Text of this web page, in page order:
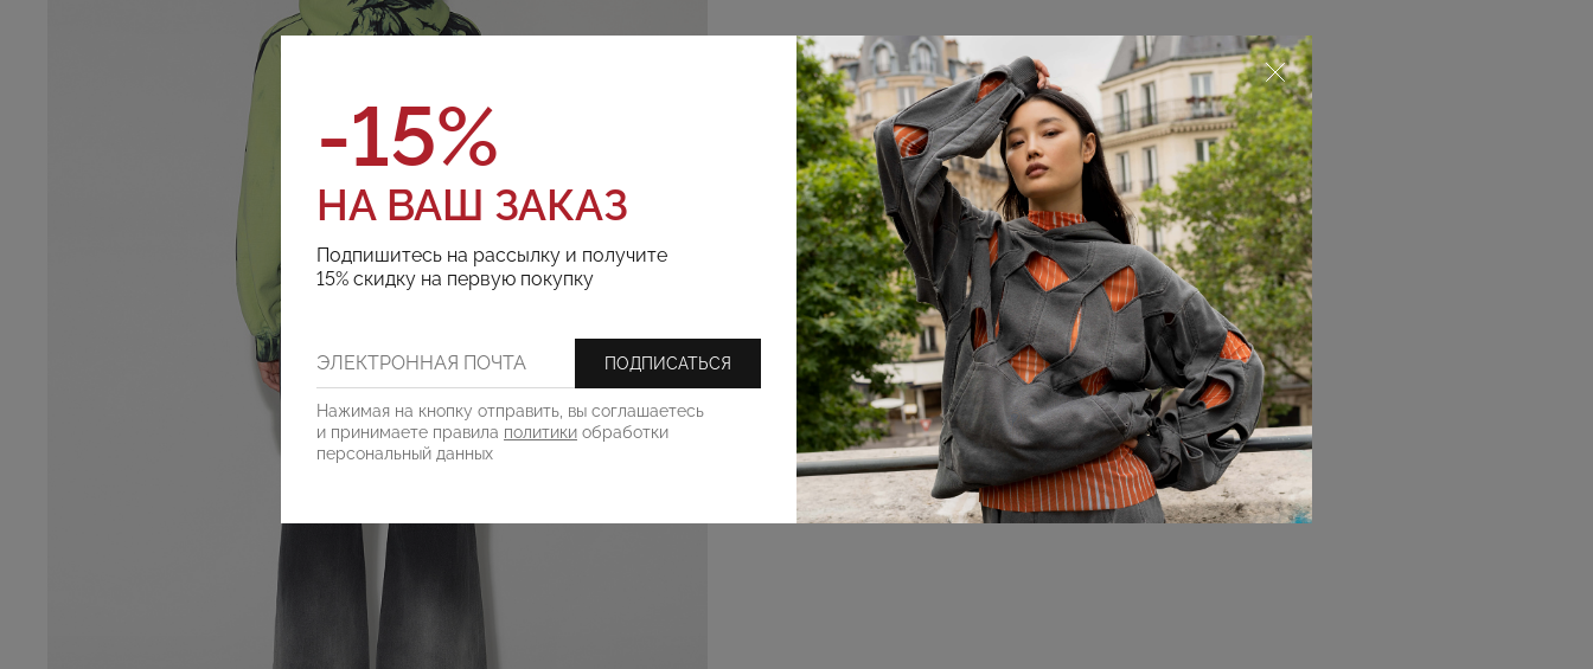
-15%
НА ВАШ ЗАКАЗ
Подпишитесь на рассылку и получите
15% скидку на первую покупку
ПОДПИСАТЬСЯ
Нажимая на кнопку отправить, вы соглашаетесь
и принимаете правила политики обработки
персональный данных